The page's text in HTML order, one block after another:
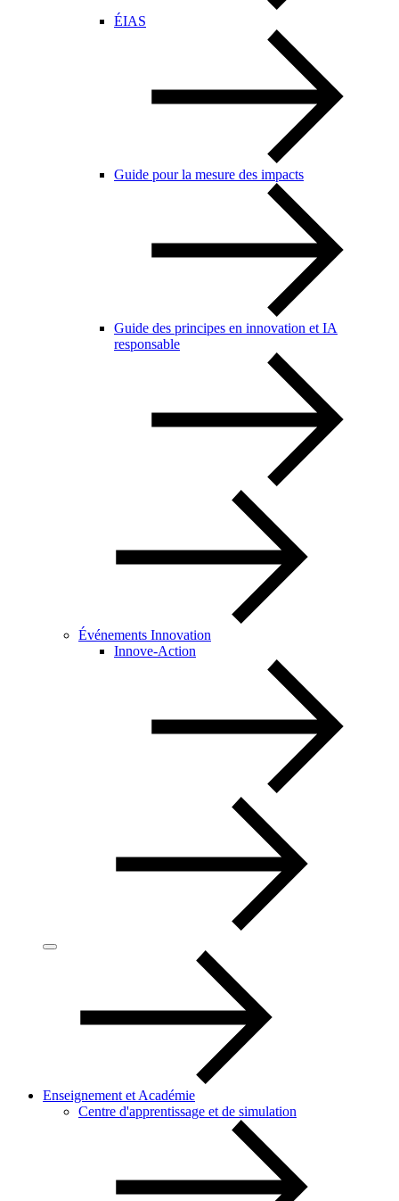
ÉIAS
Guide pour la mesure des impacts
Guide des principes en innovation et IA
responsable
Événements Innovation
Innove-Action
Enseignement et Académie
Centre d'apprentissage et de simulation